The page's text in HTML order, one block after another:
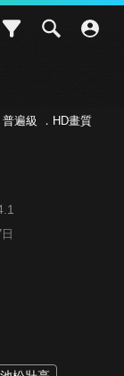
普遍級 ．HD畫質